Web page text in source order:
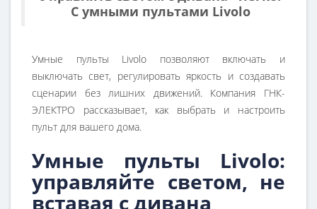
С умными пультами Livolo
Умные пульты Livolo позволяют включать и
выключать свет, регулировать яркость и создавать
сценарии без лишних движений. Компания ГНК-
ЭЛЕКТРО рассказывает, как выбрать и настроить
пульт для вашего дома.
Умные пульты Livolo:
управляйте светом, не
вставая с дивана